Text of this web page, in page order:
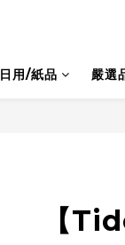
日用/紙品 嚴選
【